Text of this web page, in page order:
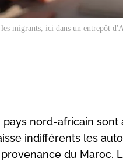
migrants, ici dans un entrepôt
nord-africain
indifférents les
du Maroc.